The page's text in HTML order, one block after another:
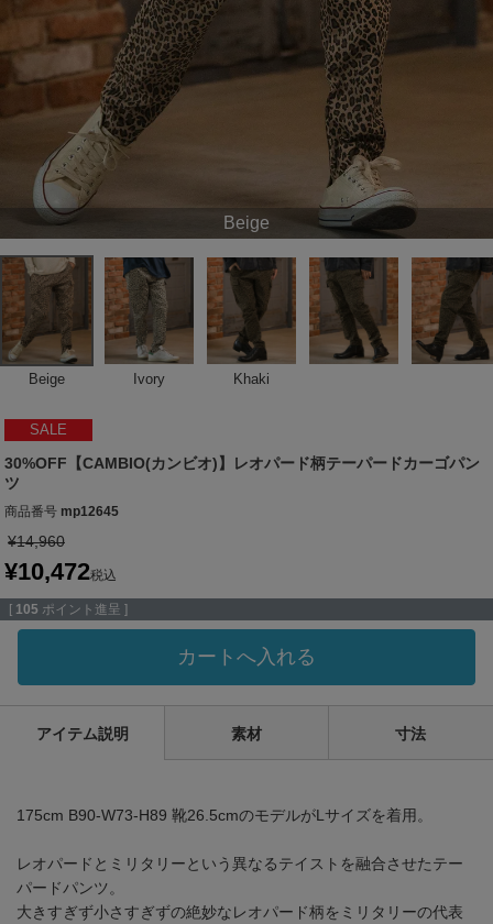
Beige
Beige Ivory Khaki
SALE
30%OFF【CAMBIO(カンビオ)】レオパード柄テーパードカーゴパン
ツ
商品番号 mp12645
¥14,960
¥10,472税込
[ 105 ポイント進呈 ]
カートへ入れる
アイテム説明 素材 寸法
175cm B90-W73-H89 靴26.5cmのモデルがLサイズを着用。
レオパードとミリタリーという異なるテイストを融合させたテー
パードパンツ。
大きすぎず小さすぎずの絶妙なレオパード柄をミリタリーの代表